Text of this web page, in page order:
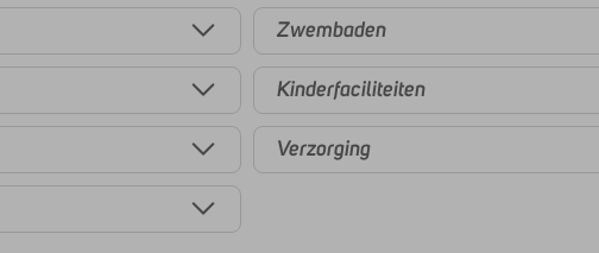
Zwembaden
Kinderfaciliteiten
Verzorging